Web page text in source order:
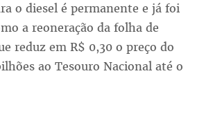
o diesel é permanente e já foi
a reoneração da folha de
reduz em R$ 0,30 o preço do
ao Tesouro Nacional até o